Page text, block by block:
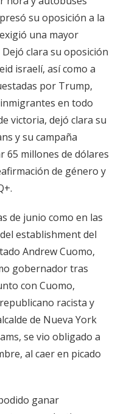
su oposición a la
una mayor
clara su oposición
israelí, así como a
por Trump,
en todo
victoria, dejó clara su
y su campaña
65 millones de dólares
de género y
de junio como en las
establishment del
Andrew Cuomo,
gobernador tras
con Cuomo,
racista y
de Nueva York
se vio obligado a
al caer en picado
ganar